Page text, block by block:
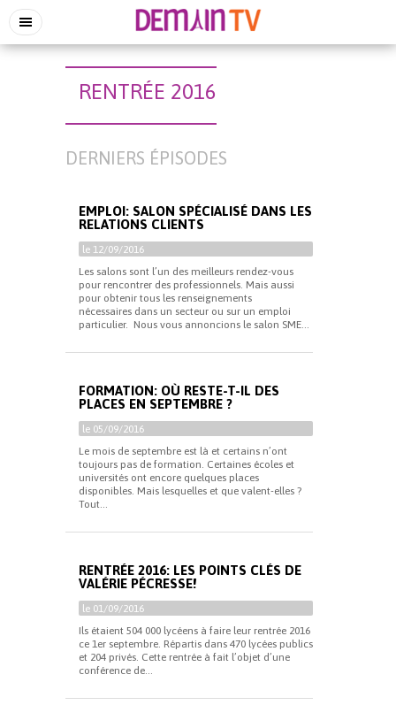
RENTRÉE 2016
DERNIERS ÉPISODES
EMPLOI: SALON SPÉCIALISÉ DANS LES
RELATIONS CLIENTS
le 12/09/2016
Les salons sont l’un des meilleurs rendez-vous
pour rencontrer des professionnels. Mais aussi
pour obtenir tous les renseignements
nécessaires dans un secteur ou sur un emploi
particulier. Nous vous annoncions le salon SME...
FORMATION: OÙ RESTE-T-IL DES
PLACES EN SEPTEMBRE ?
le 05/09/2016
Le mois de septembre est là et certains n’ont
toujours pas de formation. Certaines écoles et
universités ont encore quelques places
disponibles. Mais lesquelles et que valent-elles ?
Tout...
RENTRÉE 2016: LES POINTS CLÉS DE
VALÉRIE PÉCRESSE!
le 01/09/2016
Ils étaient 504 000 lycéens à faire leur rentrée 2016
ce 1er septembre. Répartis dans 470 lycées publics
et 204 privés. Cette rentrée à fait l’objet d’une
conférence de...